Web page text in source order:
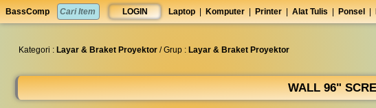
BassComp LOGIN Laptop Komputer Printer Alat Tulis Ponsel
anti
lelet
Kategori : Layar & Braket Proyektor / Grup : Layar & Braket Proyektor
WALL 96"